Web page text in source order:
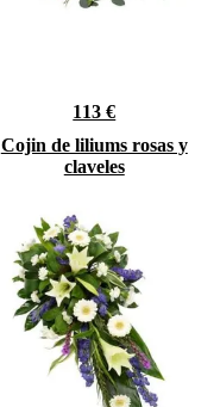
113 €
Cojin de liliums rosas y
claveles